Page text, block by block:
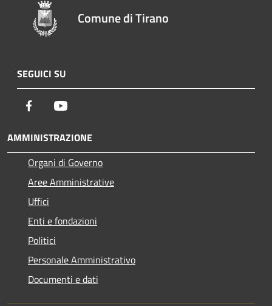
Comune di Tirano
SEGUICI SU
Facebook
AMMINISTRAZIONE
Organi di Governo
Aree Amministrative
Uffici
Enti e fondazioni
Politici
Personale Amministrativo
Documenti e dati